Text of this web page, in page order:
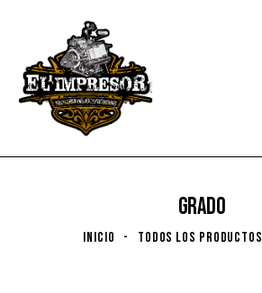
GRADO
INICIO TODOS LOS PRODUCTOS